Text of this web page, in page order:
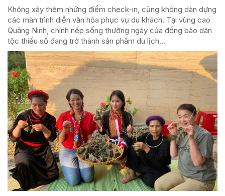
Không xây thêm những điểm check-in, cũng không dàn dựng
các màn trình diễn văn hóa phục vụ du khách. Tại vùng cao
Quảng Ninh, chính nếp sống thường ngày của đồng bào dân
tộc thiểu số đang trở thành sản phẩm du lịch...